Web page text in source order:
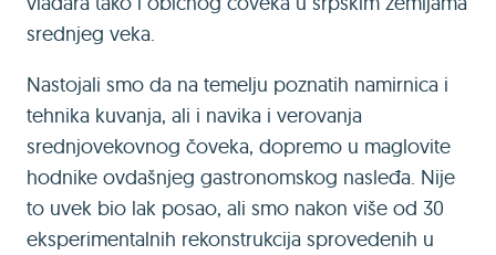
srednjeg veka.
Nastojali smo da na temelju poznatih namirnica i
tehnika kuvanja, ali i navika i verovanja
srednjovekovnog čoveka, dopremo u maglovite
hodnike ovdašnjeg gastronomskog nasleđa. Nije
to uvek bio lak posao, ali smo nakon više od 30
eksperimentalnih rekonstrukcija sprovedenih u